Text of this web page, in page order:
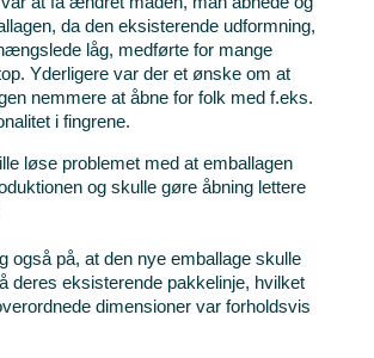
da den eksisterende udformning,
låg, medførte for mange
Yderligere var der et ønske om at
nemmere at åbne for folk med f.eks.
i fingrene.
løse problemet med at emballagen
og skulle gøre åbning lettere
også på, at den nye emballage skulle
deres eksisterende pakkelinje, hvilket
dimensioner var forholdsvis